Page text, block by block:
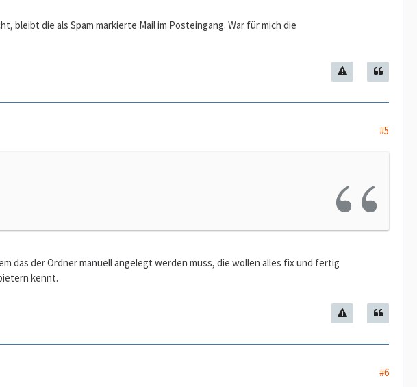
bleibt die als Spam markierte Mail im Posteingang. War für mich die
#5
das der Ordner manuell angelegt werden muss, die wollen alles fix und fertig
kennt.
#6